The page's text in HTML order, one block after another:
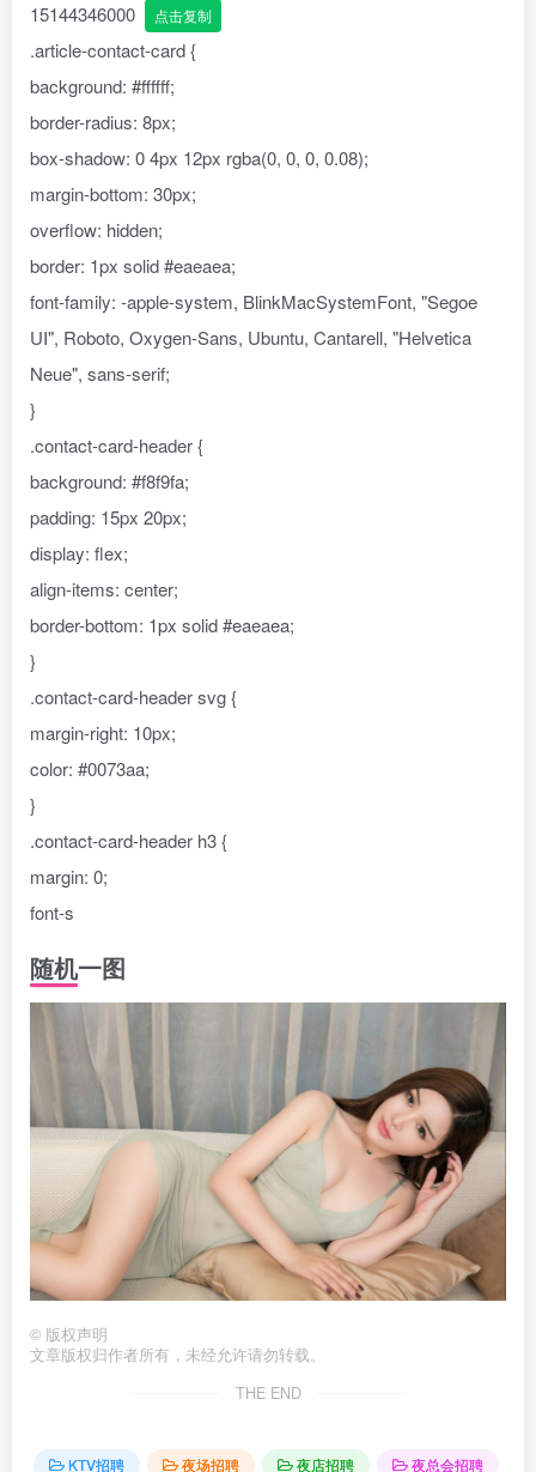
15144346000 点击复制
.article-contact-card {
background: #ffffff;
border-radius: 8px;
box-shadow: 0 4px 12px rgba(0, 0, 0, 0.08);
margin-bottom: 30px;
overflow: hidden;
border: 1px solid #eaeaea;
font-family: -apple-system, BlinkMacSystemFont, "Segoe
UI", Roboto, Oxygen-Sans, Ubuntu, Cantarell, "Helvetica
Neue", sans-serif;
}
.contact-card-header {
background: #f8f9fa;
padding: 15px 20px;
display: flex;
align-items: center;
border-bottom: 1px solid #eaeaea;
}
.contact-card-header svg {
margin-right: 10px;
color: #0073aa;
}
.contact-card-header h3 {
margin: 0;
font-s
随机一图
© 版权声明
文章版权归作者所有，未经允许请勿转载。
THE END
KTV招聘 夜场招聘 夜店招聘 夜总会招聘